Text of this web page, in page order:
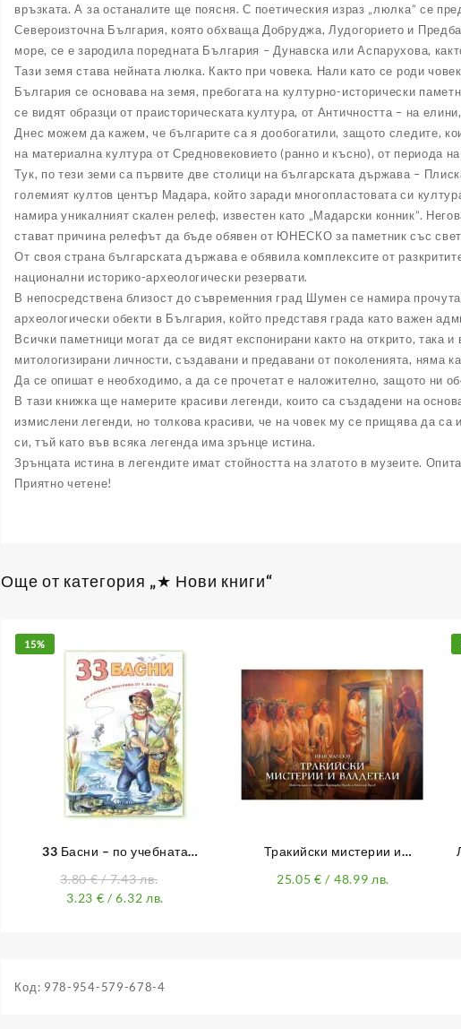
връзката. А за останалите ще поясня. С поетическия израз „люлка” се
Североизточна България, която обхваща Добруджа, Лудогорието и
море, се е зародила поредната България – Дунавска или Аспарухова,
Тази земя става нейната люлка. Както при човека. Нали като се роди
България се основава на земя, пребогата на културно-исторически
се видят образци от праисторическата култура, от Античността – на
Днес можем да кажем, че българите са я дообогатили, защото следите,
на материална култура от Средновековието (ранно и късно), от периода
Тук, по тези земи са първите две столици на българската държава –
големият култов център Мадара, който заради многопластовата си
намира уникалният скален релеф, известен като „Мадарски конник”.
стават причина релефът да бъде обявен от ЮНЕСКО за паметник със
От своя страна българската държава е обявила комплексите от
национални историко-археологически резервати.
В непосредствена близост до съвременния град Шумен се намира
археологически обекти в България, който представя града като важен
Всички паметници могат да се видят експонирани както на открито, така
митологизирани личности, създавани и предавани от поколенията, няма
Да се опишат е необходимо, а да се прочетат е наложително, защото ни
В тази книжка ще намерите красиви легенди, които са създадени на
измислени легенди, но толкова красиви, че на човек му се прищява да
си, тъй като във всяка легенда има зрънце истина.
Зрънцата истина в легендите имат стойността на златото в музеите.
Приятно четене!
Още от категория „★ Нови книги“
15%
33 Басни – по учебната
3.80€/ 7.43 лв.
3.23 € / 6.32 лв.
Тракийски мистерии и
25.05€ / 48.99 лв.
Код: 978-954-579-678-4